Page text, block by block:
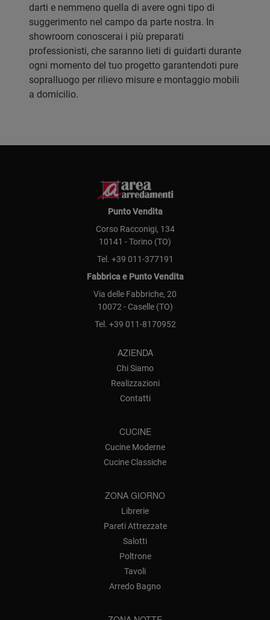
darti e nemmeno quella di avere ogni tipo di
suggerimento nel campo da parte nostra. In
showroom conoscerai i più preparati
professionisti, che saranno lieti di guidarti durante
ogni momento del tuo progetto garantendoti pure
sopralluogo per rilievo misure e montaggio mobili
a domicilio.
Punto Vendita
Corso Racconigi, 134
10141 - Torino (TO)
Tel. +39 011-377191
Fabbrica e Punto Vendita
Via delle Fabbriche, 20
10072 - Caselle (TO)
Tel. +39 011-8170952
AZIENDA
Chi Siamo
Realizzazioni
Contatti
CUCINE
Cucine Moderne
Cucine Classiche
ZONA GIORNO
Librerie
Pareti Attrezzate
Salotti
Poltrone
Tavoli
Arredo Bagno